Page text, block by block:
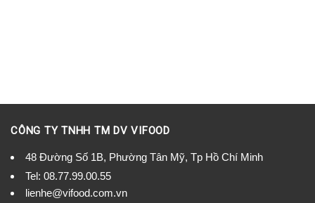
CÔNG TY TNHH TM DV VIFOOD
48 Đường Số 1B, Phường Tân Mỹ, Tp Hồ Chí Minh
Tel: 08.77.99.00.55
lienhe@vifood.com.vn